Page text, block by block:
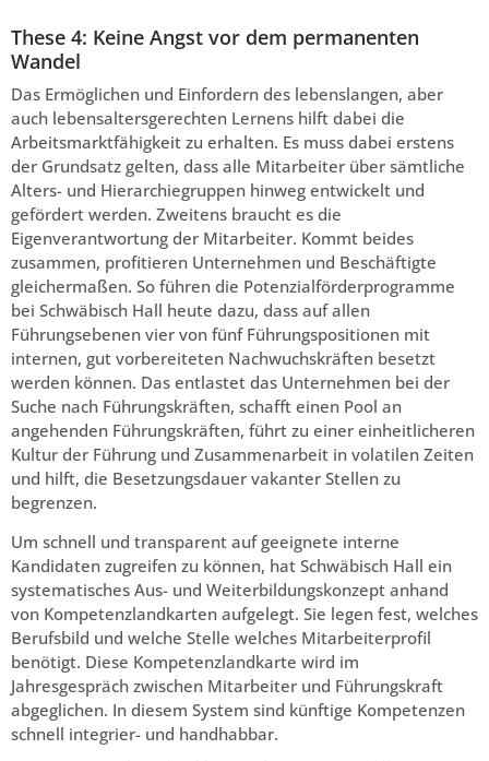
These 4: Keine Angst vor dem permanenten
Wandel
Das Ermöglichen und Einfordern des lebenslangen, aber
auch lebensaltersgerechten Lernens hilft dabei die
Arbeitsmarktfähigkeit zu erhalten. Es muss dabei erstens
der Grundsatz gelten, dass alle Mitarbeiter über sämtliche
Alters- und Hierarchiegruppen hinweg entwickelt und
gefördert werden. Zweitens braucht es die
Eigenverantwortung der Mitarbeiter. Kommt beides
zusammen, profitieren Unternehmen und Beschäftigte
gleichermaßen. So führen die Potenzialförderprogramme
bei Schwäbisch Hall heute dazu, dass auf allen
Führungsebenen vier von fünf Führungspositionen mit
internen, gut vorbereiteten Nachwuchskräften besetzt
werden können. Das entlastet das Unternehmen bei der
Suche nach Führungskräften, schafft einen Pool an
angehenden Führungskräften, führt zu einer einheitlicheren
Kultur der Führung und Zusammenarbeit in volatilen Zeiten
und hilft, die Besetzungsdauer vakanter Stellen zu
begrenzen.
Um schnell und transparent auf geeignete interne
Kandidaten zugreifen zu können, hat Schwäbisch Hall ein
systematisches Aus- und Weiterbildungskonzept anhand
von Kompetenzlandkarten aufgelegt. Sie legen fest, welches
Berufsbild und welche Stelle welches Mitarbeiterprofil
benötigt. Diese Kompetenzlandkarte wird im
Jahresgespräch zwischen Mitarbeiter und Führungskraft
abgeglichen. In diesem System sind künftige Kompetenzen
schnell integrier- und handhabbar.